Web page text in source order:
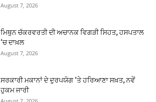
August 7, 2026
ਮਿਥੁਨ ਚੱਕਰਵਰਤੀ ਦੀ ਅਚਾਨਕ ਵਿਗੜੀ ਸਿਹਤ, ਹਸਪਤਾਲ
‘ਚ ਦਾਖ਼ਲ
August 7, 2026
ਸਰਕਾਰੀ ਮਕਾਨਾਂ ਦੇ ਦੁਰਪਯੋਗ ‘ਤੇ ਹਰਿਆਣਾ ਸਖ਼ਤ, ਨਵੇਂ
ਹੁਕਮ ਜਾਰੀ